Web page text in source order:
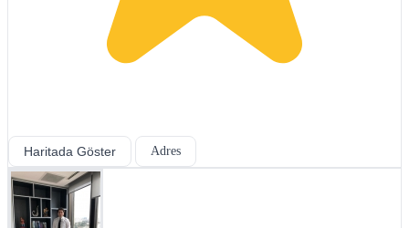
Haritada Göster Adres